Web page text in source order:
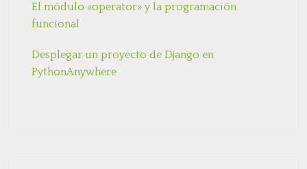
El módulo «operator» y la programación
funcional
Desplegar un proyecto de Django en
PythonAnywhere